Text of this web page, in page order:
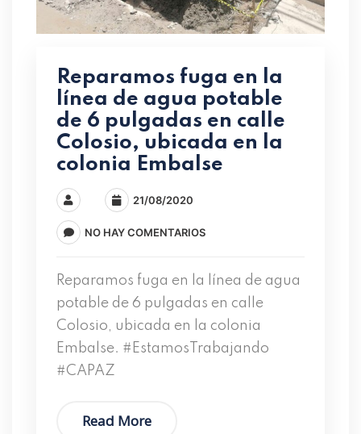
Reparamos fuga en la
línea de agua potable
de 6 pulgadas en calle
Colosio, ubicada en la
colonia Embalse
21/08/2020
NO HAY COMENTARIOS
Reparamos fuga en la línea de agua
potable de 6 pulgadas en calle
Colosio, ubicada en la colonia
Embalse. #EstamosTrabajando
#CAPAZ
Read More